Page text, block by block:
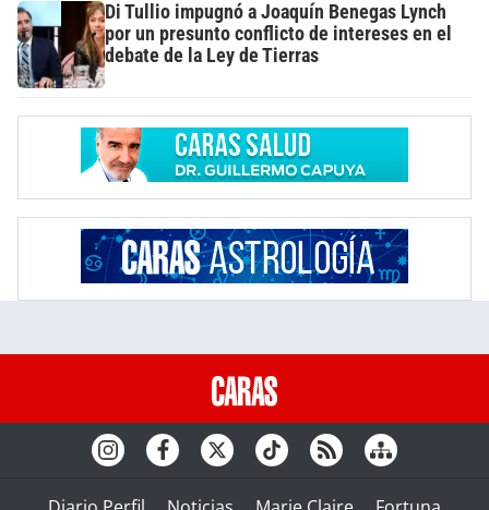
Di Tullio impugnó a Joaquín Benegas Lynch
por un presunto conflicto de intereses en el
debate de la Ley de Tierras